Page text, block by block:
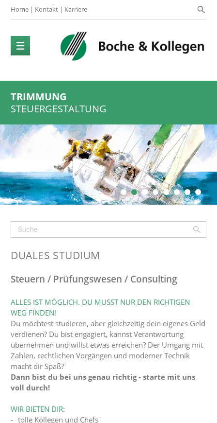
Home | Kontakt | Karriere
TRIMMUNG
STEUERGESTALTUNG
DUALES STUDIUM
Steuern / Prüfungswesen / Consulting
ALLES IST MÖGLICH. DU MUSST NUR DEN RICHTIGEN
WEG FINDEN!
Du möchtest studieren, aber gleichzeitig dein eigenes Geld
verdienen? Du bist engagiert, kannst Verantwortung
übernehmen und willst etwas erreichen? Der Umgang mit
Zahlen, rechtlichen Vorgängen und moderner Technik
macht dir Spaß?
Dann bist du bei uns genau richtig - starte mit uns
voll durch!
WIR BIETEN DIR:
tolle Kollegen und Chefs